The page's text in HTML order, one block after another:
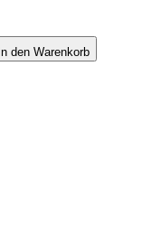
In den Warenkorb